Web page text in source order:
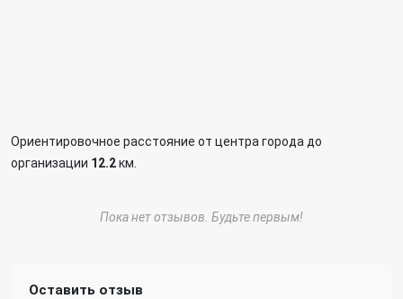
Ориентировочное расстояние от центра города до
организации 12.2км.
Пока нет отзывов. Будьте первым!
Оставить отзыв